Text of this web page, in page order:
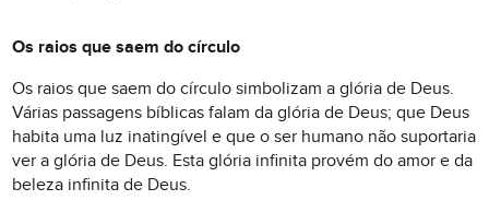
Os raios que saem do círculo
Os raios que saem do círculo simbolizam a glória de Deus.
Várias passagens bíblicas falam da glória de Deus; que Deus
habita uma luz inatingível e que o ser humano não suportaria
ver a glória de Deus. Esta glória infinita provém do amor e da
beleza infinita de Deus.